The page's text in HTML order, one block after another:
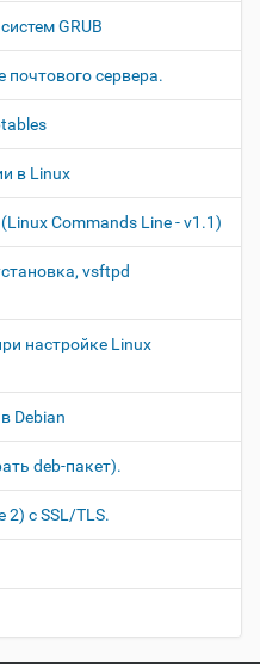
GRUB
почтового сервера.
в Linux
Commands Line - v1.1)
vsftpd
настройке Linux
Debian
deb-пакет).
2) с SSL/TLS.